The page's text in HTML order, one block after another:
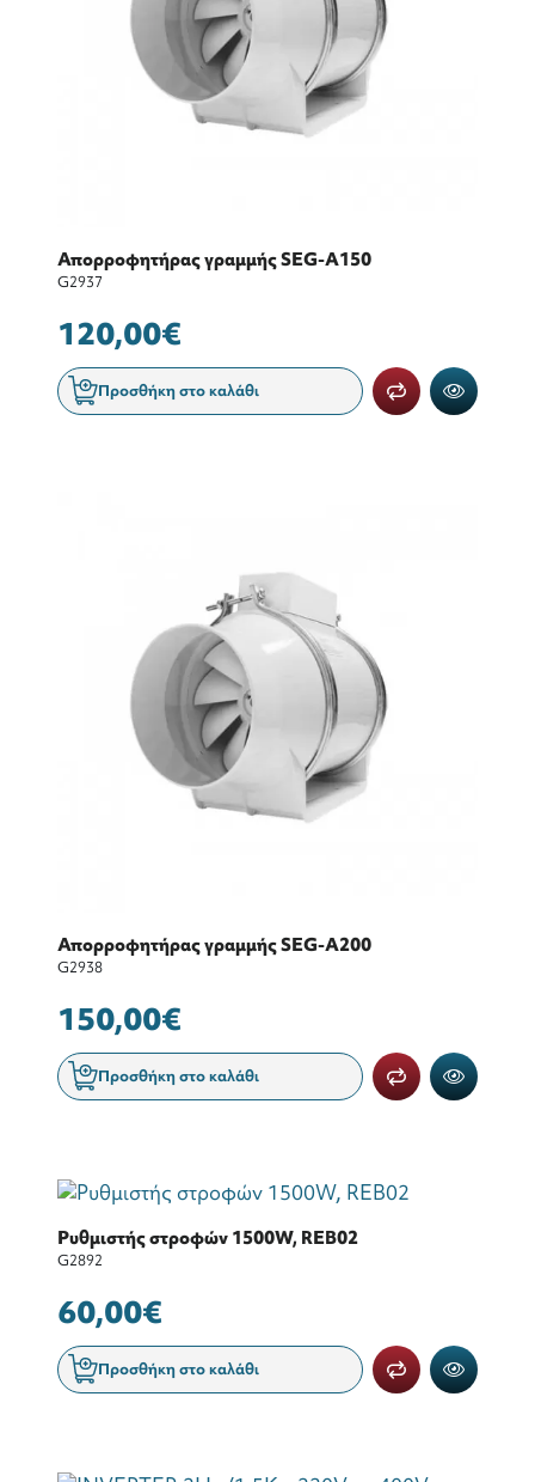
Απορροφητήρας γραμμής SEG-A150
G2937
120,00€
Προσθήκη στο καλάθι
Απορροφητήρας γραμμής SEG-A200
G2938
150,00€
Προσθήκη στο καλάθι
Ρυθμιστής στροφών 1500W, REB02
G2892
60,00€
Προσθήκη στο καλάθι